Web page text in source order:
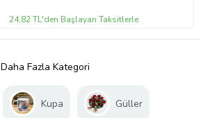
24,82 TL'den Başlayan Taksitlerle
Daha Fazla Kategori
Kupa Güller